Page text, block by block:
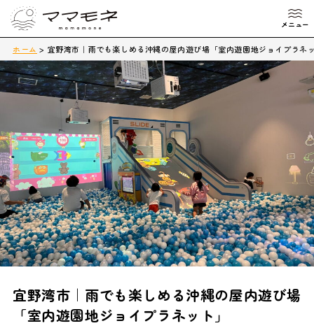
ホーム > 宜野湾市｜雨でも楽しめる沖縄の屋内遊び場「室内遊園地ジョイプラネ
宜野湾市｜雨でも楽しめる沖縄の屋内遊び場
「室内遊園地ジョイプラネット」